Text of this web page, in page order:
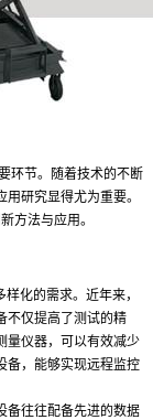
环节。随着技术的不断
研究显得尤为重要。
方法与应用。
化的需求。近年来，
不仅提高了测试的精
量仪器，可以有效减少
备，能够实现远程监控
备往往配备先进的数据